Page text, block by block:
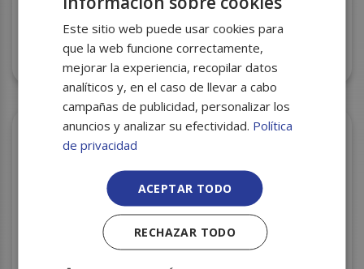
PAPEL PERLA COLADO 25X35 C/30
Este sitio web puede usar cookies para
que la web funcione correctamente,
mejorar la experiencia, recopilar datos
analíticos y, en el caso de llevar a cabo
campañas de publicidad, personalizar los
anuncios y analizar su efectividad. Política
de privacidad
ACEPTAR TODO
RECHAZAR TODO